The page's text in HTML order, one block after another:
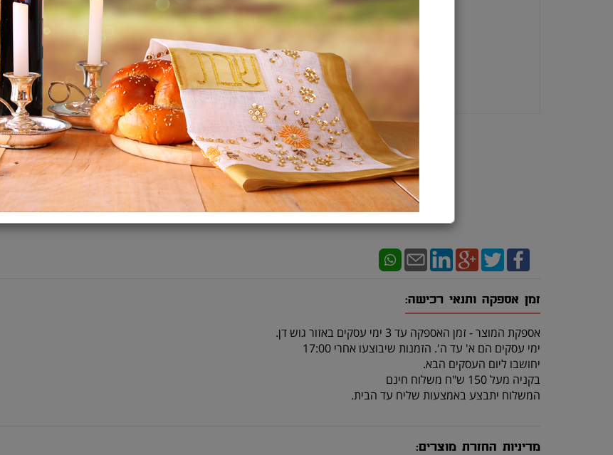
זמן אספקה ותנאי רכישה:
אספקת המוצר - זמן האספקה עד 3 ימי עסקים באזור גוש דן.
ימי עסקים הם א' עד ה'. הזמנות שיבוצעו אחרי 17:00
יחושבו ליום העסקים הבא.
בקניה מעל 150 ש"ח משלוח חינם
המשלוח יתבצע באמצעות שליח עד הבית.
מדיניות החזרת מוצרים: